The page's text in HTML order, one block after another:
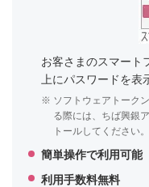
お客さまのスマート
上にパスワードを表
※ ソフトウェアトーク
る際には、ちば興銀
トールしてください。
簡単操作で利用可能
利用手数料無料